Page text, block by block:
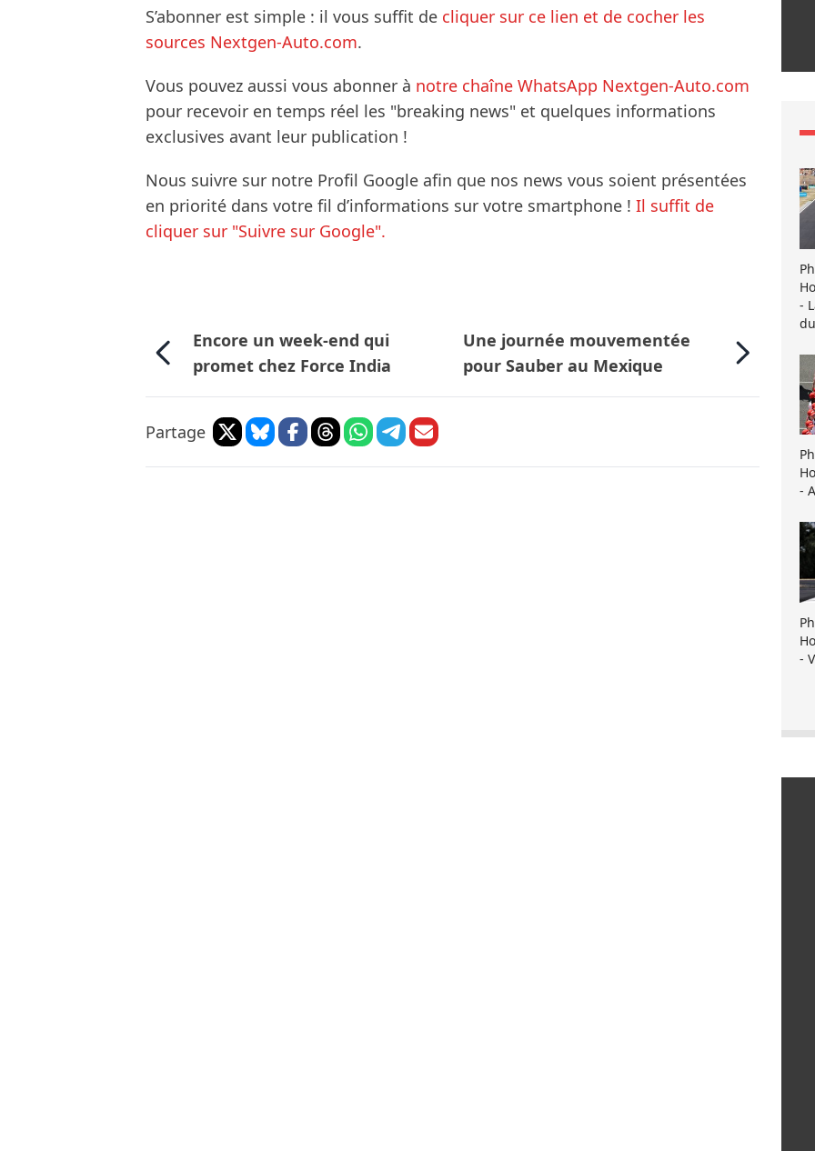
S’abonner est simple : il vous suffit de cliquer sur ce lien et de cocher les
sources Nextgen-Auto.com.
Vous pouvez aussi vous abonner à notre chaîne WhatsApp Nextgen-Auto.com
pour recevoir en temps réel les "breaking news" et quelques informations
exclusives avant leur publication !
Nous suivre sur notre Profil Google afin que nos news vous soient présentées
en priorité dans votre fil d’informations sur votre smartphone ! Il suffit de
cliquer sur "Suivre sur Google".
Encore un week-end qui
promet chez Force India
Une journée mouvementée
pour Sauber au Mexique
Partage
-
-
-